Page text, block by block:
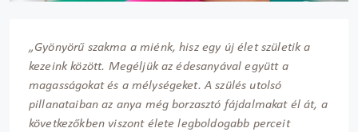
„Gyönyörű szakma a miénk, hisz egy új élet születik a
kezeink között. Megéljük az édesanyával együtt a
magasságokat és a mélységeket. A szülés utolsó
pillanataiban az anya még borzasztó fájdalmakat él át, a
következőkben viszont élete legboldogabb perceit